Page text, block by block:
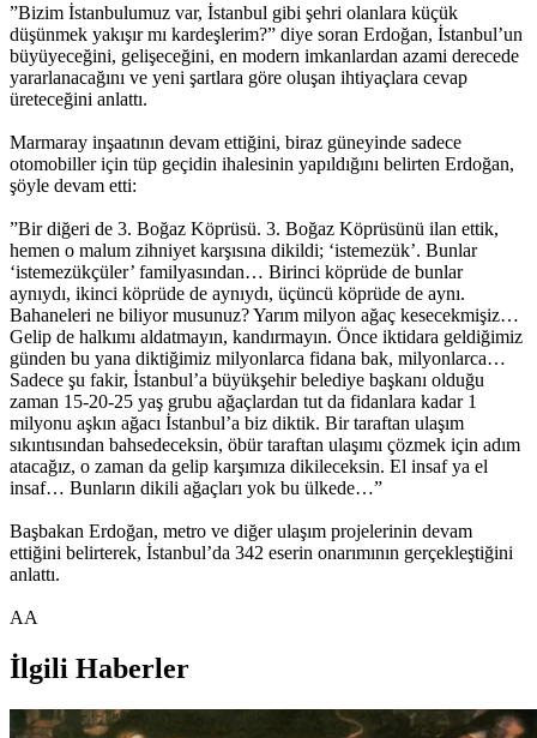
”Bizim İstanbulumuz var, İstanbul gibi şehri olanlara küçük
düşünmek yakışır mı kardeşlerim?” diye soran Erdoğan, İstanbul’un
büyüyeceğini, gelişeceğini, en modern imkanlardan azami derecede
yararlanacağını ve yeni şartlara göre oluşan ihtiyaçlara cevap
üreteceğini anlattı.
Marmaray inşaatının devam ettiğini, biraz güneyinde sadece
otomobiller için tüp geçidin ihalesinin yapıldığını belirten Erdoğan,
şöyle devam etti:
”Bir diğeri de 3. Boğaz Köprüsü. 3. Boğaz Köprüsünü ilan ettik,
hemen o malum zihniyet karşısına dikildi; ‘istemezük’. Bunlar
‘istemezükçüler’ familyasından… Birinci köprüde de bunlar
aynıydı, ikinci köprüde de aynıydı, üçüncü köprüde de aynı.
Bahaneleri ne biliyor musunuz? Yarım milyon ağaç kesecekmişiz…
Gelip de halkımı aldatmayın, kandırmayın. Önce iktidara geldiğimiz
günden bu yana diktiğimiz milyonlarca fidana bak, milyonlarca…
Sadece şu fakir, İstanbul’a büyükşehir belediye başkanı olduğu
zaman 15-20-25 yaş grubu ağaçlardan tut da fidanlara kadar 1
milyonu aşkın ağacı İstanbul’a biz diktik. Bir taraftan ulaşım
sıkıntısından bahsedeceksin, öbür taraftan ulaşımı çözmek için adım
atacağız, o zaman da gelip karşımıza dikileceksin. El insaf ya el
insaf… Bunların dikili ağaçları yok bu ülkede…”
Başbakan Erdoğan, metro ve diğer ulaşım projelerinin devam
ettiğini belirterek, İstanbul’da 342 eserin onarımının gerçekleştiğini
anlattı.
AA
İlgili Haberler